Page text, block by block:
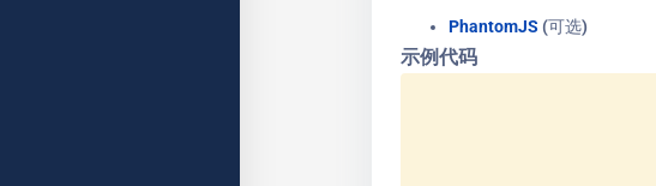
PhantomJS (可选)
示例代码